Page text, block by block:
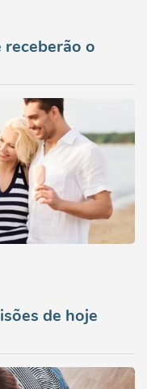
o
de hoje